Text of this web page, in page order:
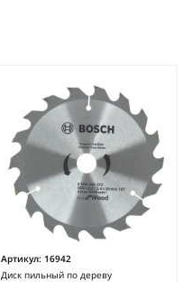
Артикул: 16942
Диск пильный по дереву